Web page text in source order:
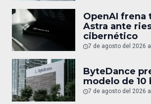
OpenAI frena
Astra ante
cibernético
7 de agosto del 2026
ByteDance
modelo de 10
7 de agosto del 2026